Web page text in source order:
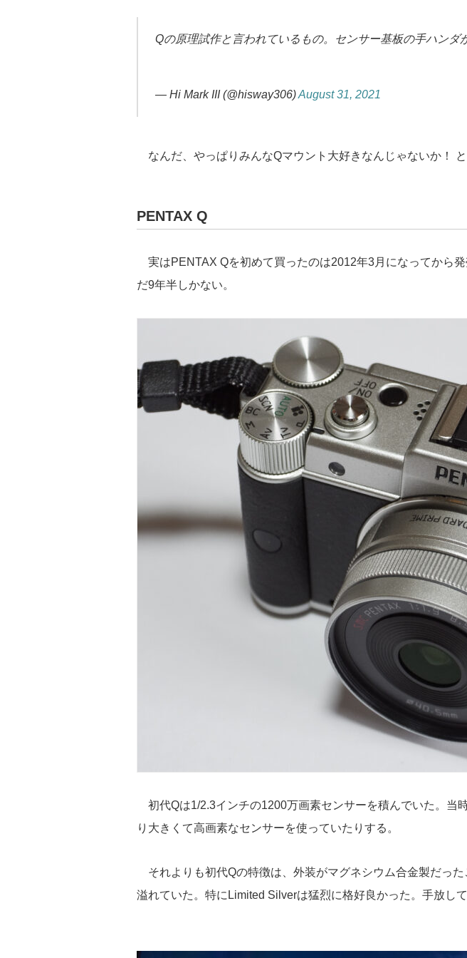
Qの原理試作と言われているもの。センサー基板の手ハンダ
— Hi Mark III (@hisway306)August 31, 2021
なんだ、やっぱりみんなQマウント大好きなんじゃないか！
PENTAX Q
実はPENTAX Qを初めて買ったのは2012年3月になってから
だ9年半しかない。
初代Qは1/2.3インチの1200万画素センサーを積んでいた。当
り大きくて高画素なセンサーを使っていたりする。
それよりも初代Qの特徴は、外装がマグネシウム合金製だっ
溢れていた。特にLimited Silverは猛烈に格好良かった。手放し